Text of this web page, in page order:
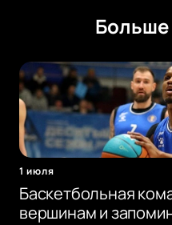
Больше
1 июля
Баскетбольная
вершинам и